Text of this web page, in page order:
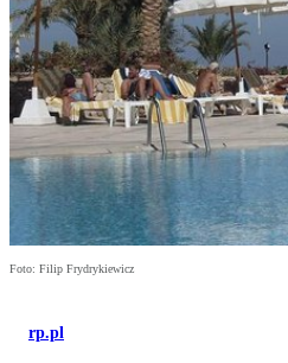
Foto: Filip Frydrykiewicz
rp.pl